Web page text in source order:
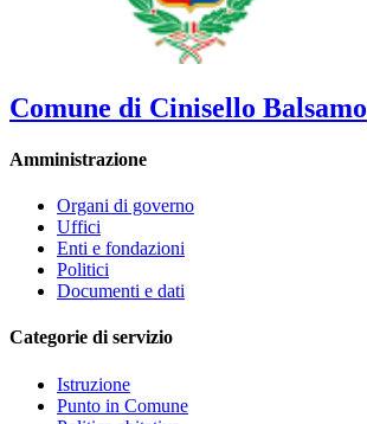
Comune di Cinisello Balsamo
Amministrazione
Organi di governo
Uffici
Enti e fondazioni
Politici
Documenti e dati
Categorie di servizio
Istruzione
Punto in Comune